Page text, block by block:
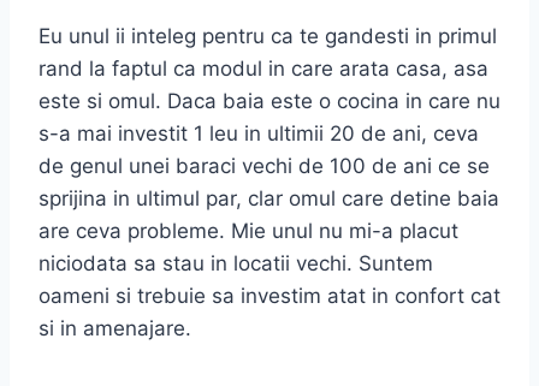
Eu unul ii inteleg pentru ca te gandesti in primul
rand la faptul ca modul in care arata casa, asa
este si omul. Daca baia este o cocina in care nu
s-a mai investit 1 leu in ultimii 20 de ani, ceva
de genul unei baraci vechi de 100 de ani ce se
sprijina in ultimul par, clar omul care detine baia
are ceva probleme. Mie unul nu mi-a placut
niciodata sa stau in locatii vechi. Suntem
oameni si trebuie sa investim atat in confort cat
si in amenajare.